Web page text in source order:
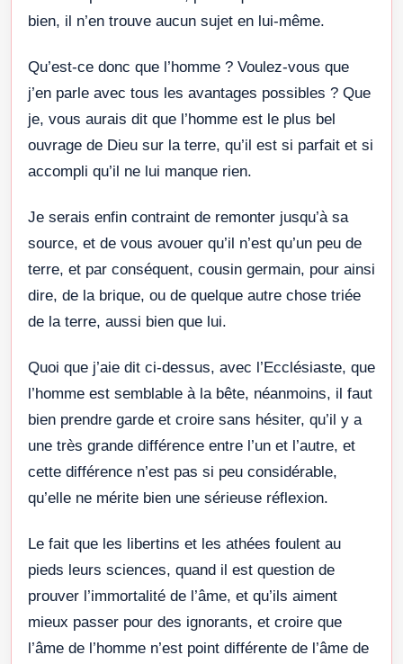
bien, il n’en trouve aucun sujet en lui-même.
Qu’est-ce donc que l’homme ? Voulez-vous que
j’en parle avec tous les avantages possibles ? Que
je, vous aurais dit que l’homme est le plus bel
ouvrage de Dieu sur la terre, qu’il est si parfait et si
accompli qu’il ne lui manque rien.
Je serais enfin contraint de remonter jusqu’à sa
source, et de vous avouer qu’il n’est qu’un peu de
terre, et par conséquent, cousin germain, pour ainsi
dire, de la brique, ou de quelque autre chose triée
de la terre, aussi bien que lui.
Quoi que j’aie dit ci-dessus, avec l’Ecclésiaste, que
l’homme est semblable à la bête, néanmoins, il faut
bien prendre garde et croire sans hésiter, qu’il y a
une très grande différence entre l’un et l’autre, et
cette différence n’est pas si peu considérable,
qu’elle ne mérite bien une sérieuse réflexion.
Le fait que les libertins et les athées foulent au
pieds leurs sciences, quand il est question de
prouver l’immortalité de l’âme, et qu’ils aiment
mieux passer pour des ignorants, et croire que
l’âme de l’homme n’est point différente de l’âme de